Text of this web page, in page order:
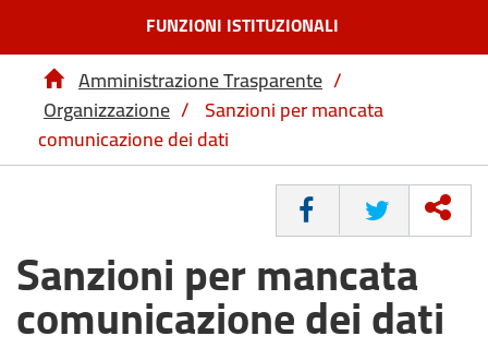
FUNZIONI ISTITUZIONALI
Amministrazione Trasparente /
Organizzazione / Sanzioni per mancata
comunicazione dei dati
CONDIVIDI
Sanzioni per mancata
comunicazione dei dati